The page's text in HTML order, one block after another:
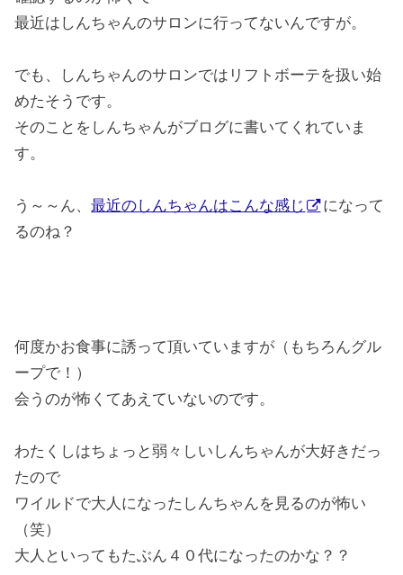
最近はしんちゃんのサロンに行ってないんですが。
でも、しんちゃんのサロンではリフトボーテを扱い始
めたそうです。
そのことをしんちゃんがブログに書いてくれていま
す。
う～～ん、最近のしんちゃんはこんな感じ
になって
るのね？
何度かお食事に誘って頂いていますが（もちろんグル
ープで！）
会うのが怖くてあえていないのです。
わたくしはちょっと弱々しいしんちゃんが大好きだっ
たので
ワイルドで大人になったしんちゃんを見るのが怖い
（笑）
大人といってもたぶん４０代になったのかな？？